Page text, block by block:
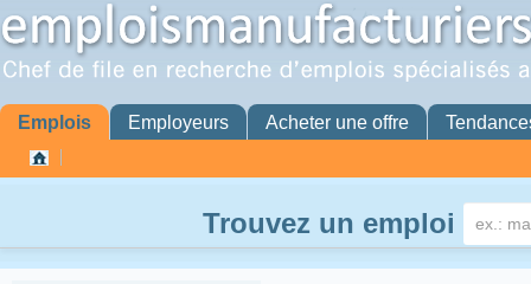
Emplois Employeurs Acheter une offre
Trouvez un emploi